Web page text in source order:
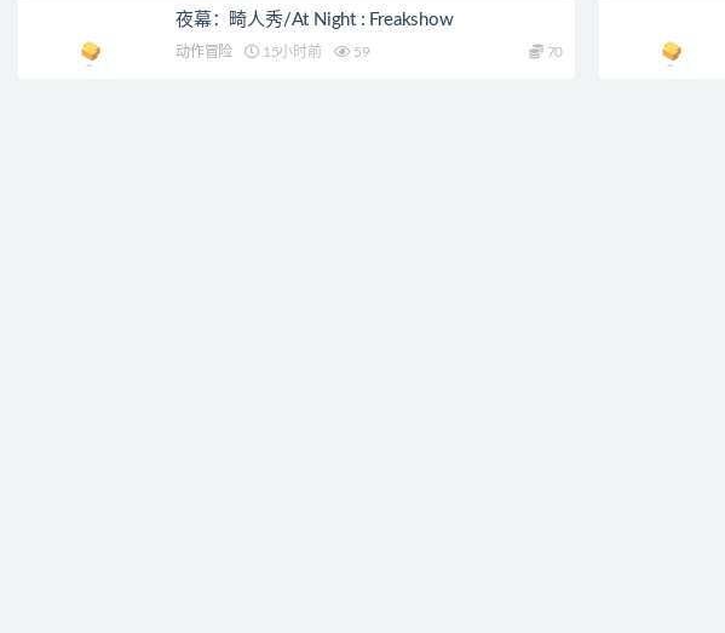
夜幕：畸人秀/At Night : Freakshow
动作冒险 15小时前 59 70